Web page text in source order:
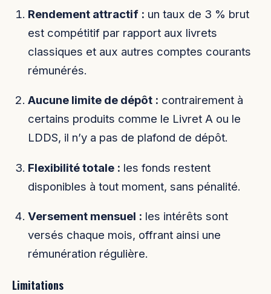
Rendement attractif : un taux de 3 % brut
est compétitif par rapport aux livrets
classiques et aux autres comptes courants
rémunérés.
Aucune limite de dépôt : contrairement à
certains produits comme le Livret A ou le
LDDS, il n’y a pas de plafond de dépôt.
Flexibilité totale : les fonds restent
disponibles à tout moment, sans pénalité.
Versement mensuel : les intérêts sont
versés chaque mois, offrant ainsi une
rémunération régulière.
Limitations